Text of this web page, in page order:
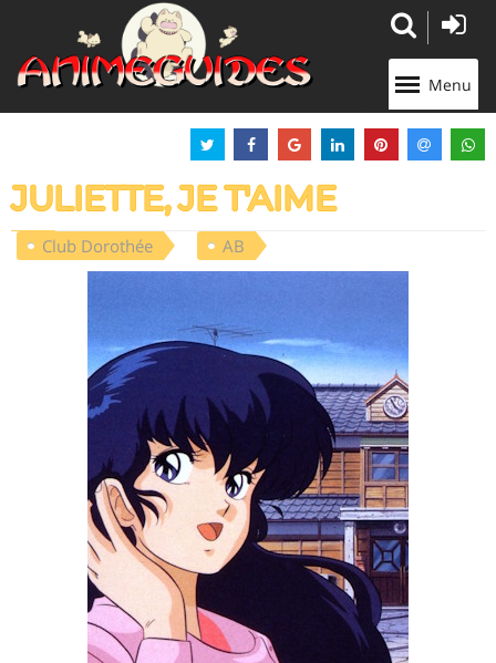
Menu
JULIETTE, JE T'AIME
Club Dorothée AB
Panneau de gestion des cookies